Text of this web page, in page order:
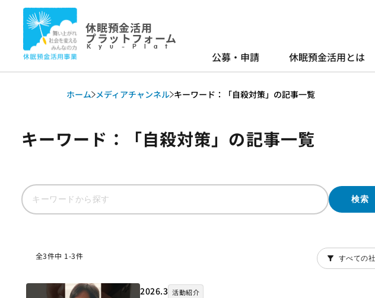
休眠預金活用
プラットフォーム
Kyu-Plat
公募・申請 休眠預金活用とは
ホーム メディアチャンネル キーワード：「自殺対策」の記事一覧
キーワード：「自殺対策」の記事一覧
検索
全3件中 1-3件
2026.3 活動紹介